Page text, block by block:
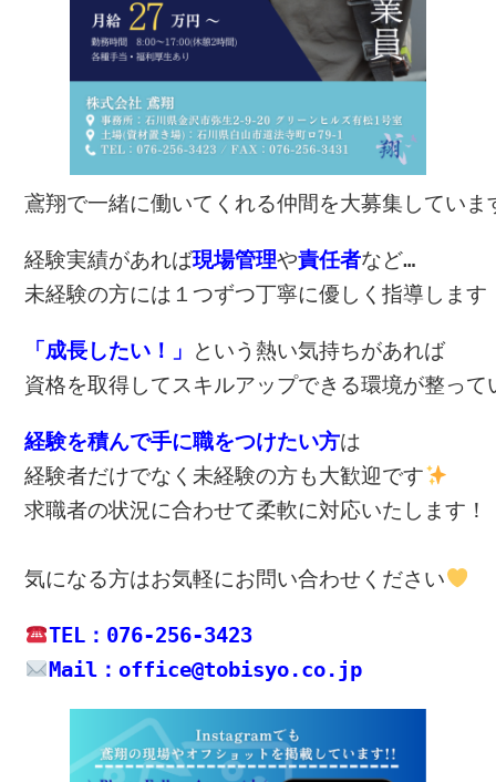
鳶翔で一緒に働いてくれる仲間を大募集していま
経験実績があれば現場管理や責任者など…
未経験の方には１つずつ丁寧に優しく指導します
「成長したい！」
という熱い気持ちがあれば
資格を取得してスキルアップできる環境が整って
経験を積んで手に職をつけたい方は
経験者だけでなく未経験の方も大歓迎です
求職者の状況に合わせて柔軟に対応いたします！
気になる方はお気軽にお問い合わせください
TEL：076-256-3423
Mail：office@tobisyo.co.jp